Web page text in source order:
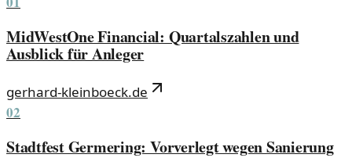
MidWestOne Financial: Quartalszahlen und
Ausblick für Anleger
gerhard-kleinboeck.de
02
Stadtfest Germering: Vorverlegt wegen Sanierung